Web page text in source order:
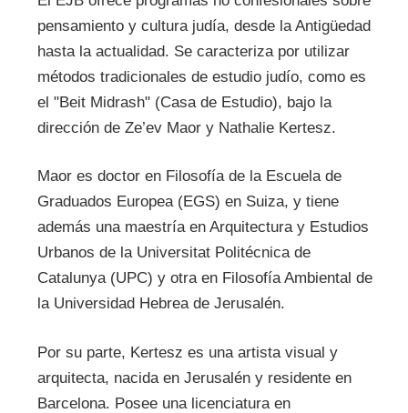
pensamiento y cultura judía, desde la Antigüedad
hasta la actualidad. Se caracteriza por utilizar
métodos tradicionales de estudio judío, como es
el "Beit Midrash" (Casa de Estudio), bajo la
dirección de Ze’ev Maor y Nathalie Kertesz.
Maor es doctor en Filosofía de la Escuela de
Graduados Europea (EGS) en Suiza, y tiene
además una maestría en Arquitectura y Estudios
Urbanos de la Universitat Politécnica de
Catalunya (UPC) y otra en Filosofía Ambiental de
la Universidad Hebrea de Jerusalén.
Por su parte, Kertesz es una artista visual y
arquitecta, nacida en Jerusalén y residente en
Barcelona. Posee una licenciatura en